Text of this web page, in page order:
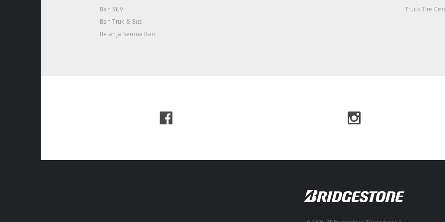
Ban SUV
Ban Truk & Bus
Belanja Semua Ban
Truck Tire